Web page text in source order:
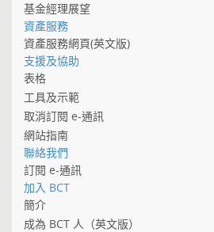
基金經理展望
資產服務
資產服務網頁(英文版)
支援及協助
表格
工具及示範
取消訂閱 e-通訊
網站指南
聯絡我們
訂閱 e-通訊
加入 BCT
簡介
成為 BCT 人（英文版）